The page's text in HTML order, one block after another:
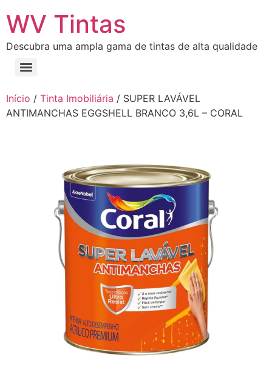
WV Tintas
Descubra uma ampla gama de tintas de alta qualidade
Início / Tinta Imobiliária / SUPER LAVÁVEL
ANTIMANCHAS EGGSHELL BRANCO 3,6L – CORAL